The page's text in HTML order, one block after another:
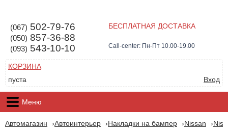
(067) 502-79-76
(050) 857-36-88
(093) 543-10-10
БЕСПЛАТНАЯ ДОСТАВКА
Call-center: Пн-Пт 10.00-19.00
КОРЗИНА
пуста
Вход
Меню
Автомагазин Автоинтерьер Накладки на бампер Nissan